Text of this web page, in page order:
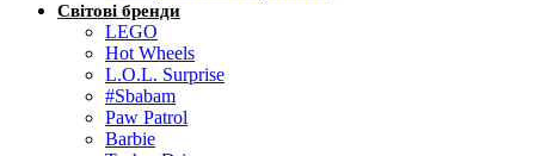
Світові бренди
LEGO
Hot Wheels
L.O.L. Surprise
#Sbabam
Paw Patrol
Barbie